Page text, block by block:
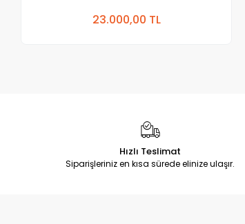
23.000,00 TL
Hızlı Teslimat
Siparişleriniz en kısa sürede elinize ulaşır.